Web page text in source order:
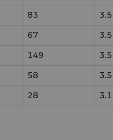
83 3.5
67 3.5
149 3.5
58 3.5
28 3.1